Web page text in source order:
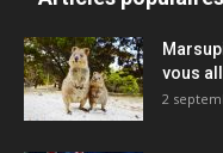
vous
2